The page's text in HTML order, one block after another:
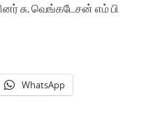
சு. வெங்கடேசன் எம் பி
WhatsApp